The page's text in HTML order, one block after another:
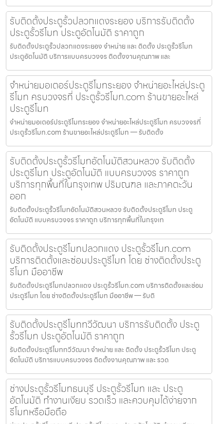
รับติดตั้งประตูรั้วปลวกแดงระยอง บริการรับติดตั้ง
ประตูรั้วรีโมท ประตูอัตโนมัติ ราคาถูก
รับติดตั้งประตูรั้วปลวกแดงระยอง จำหน่าย และ ติดตั้ง ประตูรั้วรีโมท
ประตูอัตโนมัติ บริการแบบครบวงจร ติดตั้งงานคุณภาพ และ
จำหน่ายมอเตอร์ประตูรีโมทระยอง จำหน่ายอะไหล่ประตู
รีโมท ครบวงจรที่ ประตูรั้วรีโมท.com ร้านขายอะไหล่
ประตูรีโมท
จำหน่ายมอเตอร์ประตูรีโมทระยอง จำหน่ายอะไหล่ประตูรีโมท ครบวงจรที่
ประตูรั้วรีโมท.com ร้านขายอะไหล่ประตูรีโมท — รับติดตั้ง
รับติดตั้งประตูรั้วรีโมทอัตโนมัติสวนหลวง รับติดตั้ง
ประตูรีโมท ประตูอัตโนมัติ แบบครบวงจร ราคาถูก
บริการทุกพื้นที่ในกรุงเทพ ปริมณฑล และภาคตะวัน
ออก
รับติดตั้งประตูรั้วรีโมทอัตโนมัติสวนหลวง รับติดตั้งประตูรีโมท ประตู
อัตโนมัติ แบบครบวงจร ราคาถูก บริการทุกพื้นที่ในกรุงเท
รับติดตั้งประตูรีโมทปลวกแดง ประตูรั้วรีโมท.com
บริการติดตั้งและซ่อมประตูรีโมท โดย ช่างติดตั้งประตู
รีโมท มืออาชีพ
รับติดตั้งประตูรีโมทปลวกแดง ประตูรั้วรีโมท.com บริการติดตั้งและซ่อม
ประตูรีโมท โดย ช่างติดตั้งประตูรีโมท มืออาชีพ — รับติ
รับติดตั้งประตูรีโมททวีวัฒนา บริการรับติดตั้ง ประตู
รั้วรีโมท ประตูอัตโนมัติ ราคาถูก
รับติดตั้งประตูรีโมททวีวัฒนา จำหน่าย และ ติดตั้ง ประตูรั้วรีโมท ประตู
อัตโนมัติ บริการแบบครบวงจร ติดตั้งงานคุณภาพ และ รวด
ช่างประตูรั้วรีโมทธนบุรี ประตูรั้วรีโมท และ ประตู
อัตโนมัติ ทำงานเงียบ รวดเร็ว และควบคุมได้ง่ายจาก
รีโมทหรือมือถือ